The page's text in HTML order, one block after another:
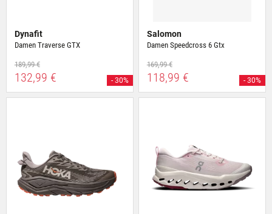
Dynafit
Damen Traverse GTX
189,99 €
132,99 € - 30%
Salomon
Damen Speedcross 6 Gtx
169,99 €
118,99 € - 30%